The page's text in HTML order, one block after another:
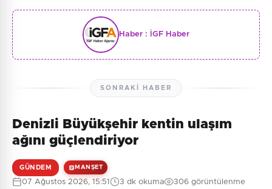
Haber : İGF Haber
SONRAKI HABER
Denizli Büyükşehir kentin ulaşım
ağını güçlendiriyor
GÜNDEM MANŞET
07 Ağustos 2026, 15:51 3 dk okuma 306 görüntülenme